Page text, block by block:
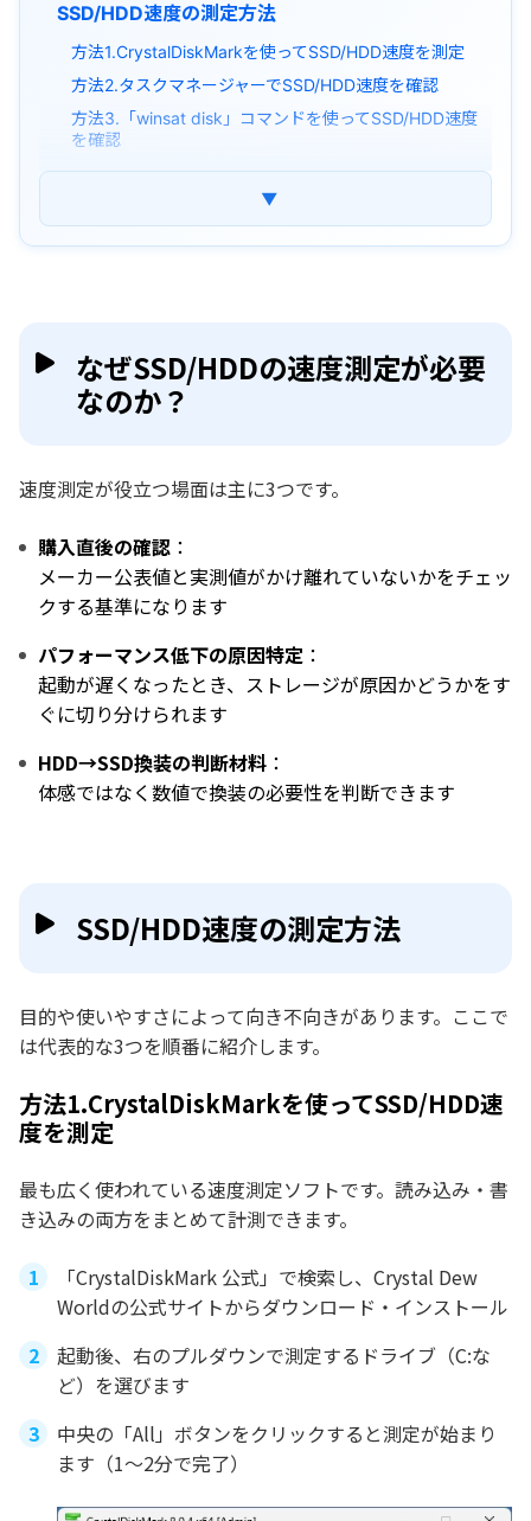
SSD/HDD速度の測定方法
方法1.CrystalDiskMarkを使ってSSD/HDD速度を測定
方法2.タスクマネージャーでSSD/HDD速度を確認
方法3.「winsat disk」コマンドを使ってSSD/HDD速度
を確認
「読み込み」と「書き込み」の違い
まとめ
▼
なぜSSD/HDDの速度測定が必要
なのか？
速度測定が役立つ場面は主に3つです。
購入直後の確認 ：
メーカー公表値と実測値がかけ離れていないかをチェッ
クする基準になります
パフォーマンス低下の原因特定 ：
起動が遅くなったとき、ストレージが原因かどうかをす
ぐに切り分けられます
HDD→SSD換装の判断材料 ：
体感ではなく数値で換装の必要性を判断できます
SSD/HDD速度の測定方法
目的や使いやすさによって向き不向きがあります。ここで
は代表的な3つを順番に紹介します。
方法1.CrystalDiskMarkを使ってSSD/HDD速
度を測定
最も広く使われている速度測定ソフトです。読み込み・書
き込みの両方をまとめて計測できます。
「CrystalDiskMark 公式」で検索し、Crystal Dew
Worldの公式サイトからダウンロード・インストール
起動後、右のプルダウンで測定するドライブ（C:な
ど）を選びます
中央の「All」ボタンをクリックすると測定が始まり
ます（1〜2分で完了）